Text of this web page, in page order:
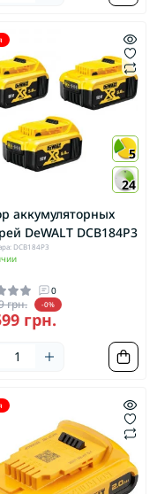
5
24
аккумуляторных
DeWALT DCB184P3
DCB184P3
0
грн. -0%
грн.